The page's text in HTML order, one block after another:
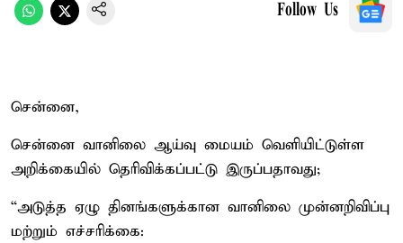
Follow Us
சென்னை,
சென்னை வானிலை ஆய்வு மையம் வெளியிட்டுள்ள
அறிக்கையில் தெரிவிக்கப்பட்டு இருப்பதாவது;
“அடுத்த ஏழு தினங்களுக்கான வானிலை முன்னறிவிப்பு
மற்றும் எச்சரிக்கை: